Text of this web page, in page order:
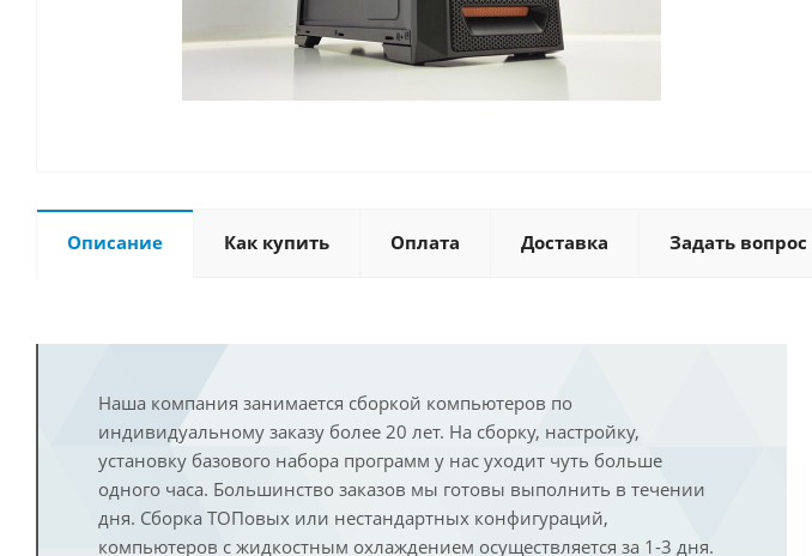
Описание Как купить Оплата Доставка Задать вопрос
Наша компания занимается сборкой компьютеров по
индивидуальному заказу более 20 лет. На сборку, настройку,
установку базового набора программ у нас уходит чуть больше
одного часа. Большинство заказов мы готовы выполнить в течении
дня. Сборка ТОПовых или нестандартных конфигураций,
компьютеров с жидкостным охлаждением осуществляется за 1-3 дня.